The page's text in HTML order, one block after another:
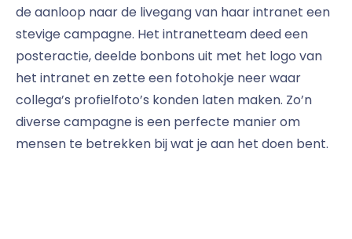
de aanloop naar de livegang van haar intranet een
stevige campagne. Het intranetteam deed een
posteractie, deelde bonbons uit met het logo van
het intranet en zette een fotohokje neer waar
collega’s profielfoto’s konden laten maken. Zo’n
diverse campagne is een perfecte manier om
mensen te betrekken bij wat je aan het doen bent.